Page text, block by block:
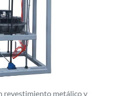
revestimiento metálico y